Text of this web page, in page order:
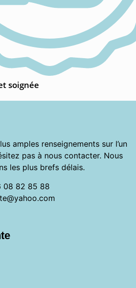
soignée
amples renseignements sur l’un
pas à nous contacter. Nous
les plus brefs délais.
08 82 85 88